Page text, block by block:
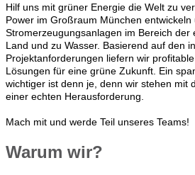
Hilf uns mit grüner Energie die Welt zu
Power im Großraum München entwickeln
Stromerzeugungsanlagen im Bereich der
Land und zu Wasser. Basierend auf den
Projektanforderungen liefern wir
Lösungen für eine grüne Zukunft. Ein
wichtiger ist denn je, denn wir stehen mit
einer echten Herausforderung.
Mach mit und werde Teil unseres Teams!
Warum wir?